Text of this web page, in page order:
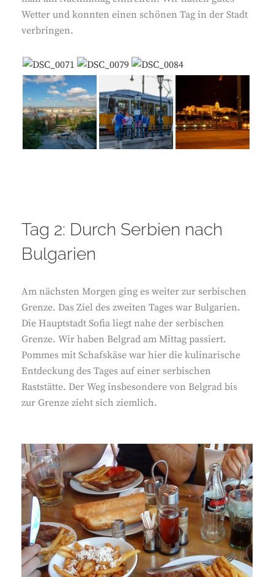
Wetter und konnten einen schönen Tag in der Stadt
verbringen.
Tag 2: Durch Serbien nach
Bulgarien
Am nächsten Morgen ging es weiter zur serbischen
Grenze. Das Ziel des zweiten Tages war Bulgarien.
Die Hauptstadt Sofia liegt nahe der serbischen
Grenze. Wir haben Belgrad am Mittag passiert.
Pommes mit Schafskäse war hier die kulinarische
Entdeckung des Tages auf einer serbischen
Raststätte. Der Weg insbesondere von Belgrad bis
zur Grenze zieht sich ziemlich.